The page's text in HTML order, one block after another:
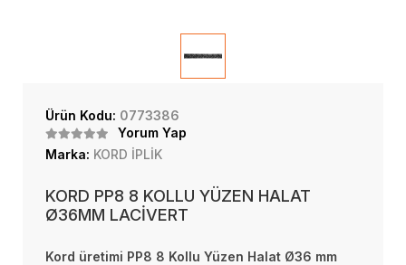
Ürün Kodu: 0773386
Yorum Yap
Marka: KORD İPLİK
KORD PP8 8 KOLLU YÜZEN HALAT
Ø36MM LACİVERT
Kord üretimi PP8 8 Kollu Yüzen Halat Ø36 mm